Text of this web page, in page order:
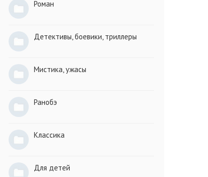
Роман
Детективы, боевики, триллеры
Мистика, ужасы
Ранобэ
Классика
Для детей